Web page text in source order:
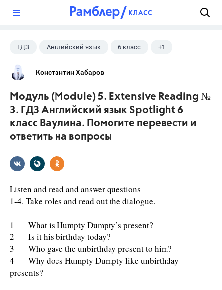
ГДЗ Английский язык 6 класс +1
Ваулина Ю.Е.
Константин Хабаров
Модуль (Module) 5. Extensive Reading №
3. ГДЗ Английский язык Spotlight 6
класс Ваулина. Помогите перевести и
ответить на вопросы
Listen and read and answer questions
1-4. Take roles and read out the dialogue.
1 What is Humpty Dumpty’s present?
2 Is it his birthday today?
3 Who gave the unbirthday present to him?
4 Why does Humpty Dumpty like unbirthday
presents?